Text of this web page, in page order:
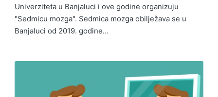
Univerziteta u Banjaluci i ove godine organizuju
"Sedmicu mozga". Sedmica mozga obilježava se u
Banjaluci od 2019. godine…